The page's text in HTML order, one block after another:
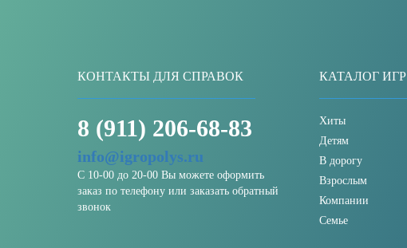
КОНТАКТЫ ДЛЯ СПРАВОК
8 (911) 206-68-83
info@igropolys.ru
С 10-00 до 20-00 Вы можете оформить
заказ по телефону или заказать обратный
звонок
КАТАЛОГ ИГР
Хиты
Детям
В дорогу
Взрослым
Компании
Семье